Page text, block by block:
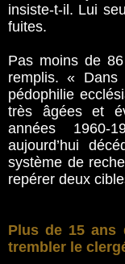
insiste-t-il. Lui
fuites.
Pas moins de
remplis. «
pédophilie
très âgées et
années 1960-
aujourd’hui
système de
repérer deux
Plus de 15 ans
trembler le